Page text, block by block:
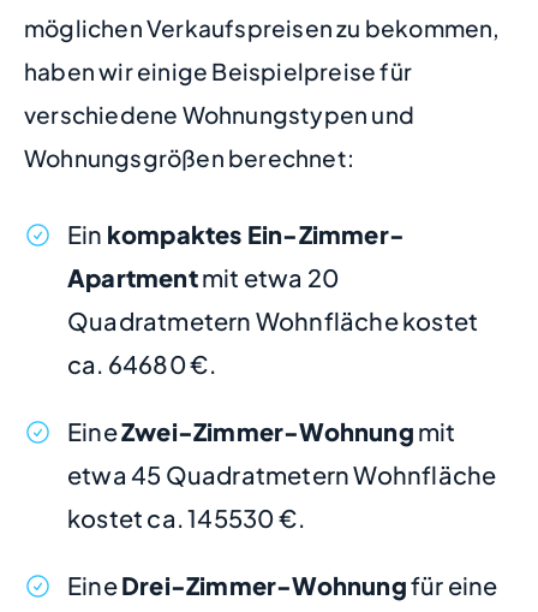
möglichen Verkaufspreisen zu bekommen,
haben wir einige Beispielpreise für
verschiedene Wohnungstypen und
Wohnungsgrößen berechnet:
Ein kompaktes Ein-Zimmer-
Apartmentmit etwa 20
Quadratmetern Wohnfläche kostet
ca. 64680 €.
EineZwei-Zimmer-Wohnung mit
etwa 45 Quadratmetern Wohnfläche
kostet ca. 145530 €.
EineDrei-Zimmer-Wohnungfür eine